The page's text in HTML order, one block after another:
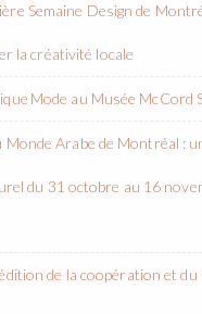
Semaine Design de
la créativité locale
Mode au Musée McCord
Monde Arabe de Montréal :
du 31 octobre au 16
de la coopération et du